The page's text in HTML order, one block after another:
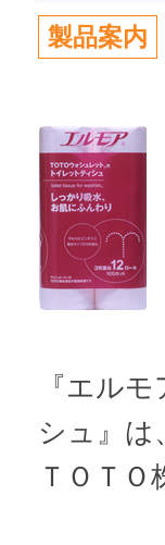
製品案内
『エル
シュ』は、
ＴＯＴ